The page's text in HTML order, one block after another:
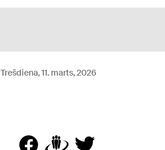
Trešdiena, 11. marts, 2026